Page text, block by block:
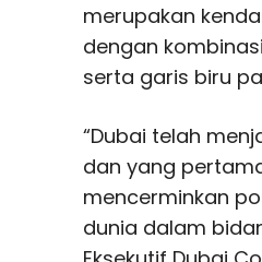
merupakan
dengan
serta garis biru
“Dubai telah
dan yang
mencerminkan
dunia dalam